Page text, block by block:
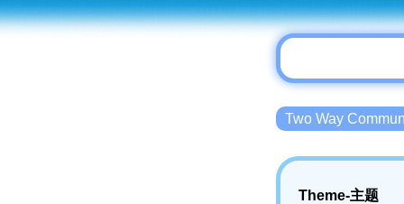
Two Way
Theme-主题